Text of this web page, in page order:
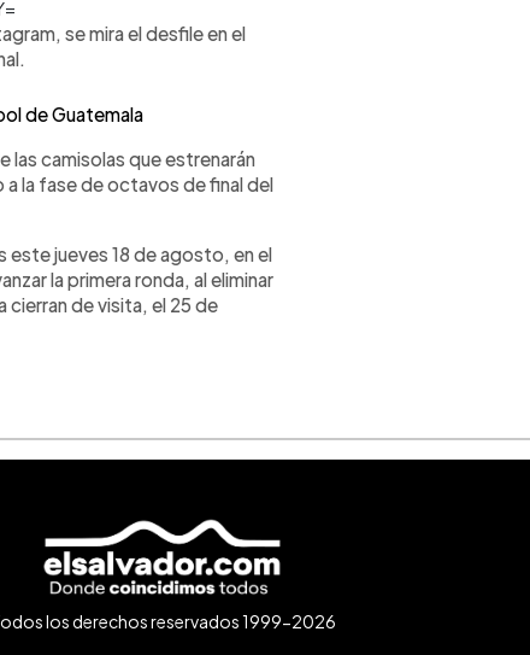
se mira el desfile en el
de Guatemala
las camisolas que estrenarán
la fase de octavos de final del
este jueves 18 de agosto, en el
la primera ronda, al eliminar
cierran de visita, el 25 de
los derechos reservados 1999-2026